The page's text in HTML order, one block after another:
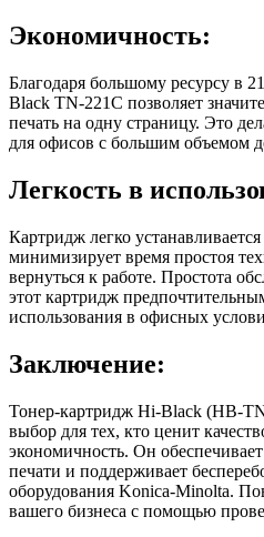
Экономичность:
Благодаря большому ресурсу в
Black TN-221C позволяет
печать на одну страницу. Это
для офисов с большим объемом
Легкость в
Картридж легко
минимизирует время простоя
вернуться к работе. Простота
этот картридж
использования в офисных
Заключение:
Тонер-картридж Hi-Black (HB-
выбор для тех, кто ценит
экономичность. Он
печати и поддерживает
оборудования Konica-Minolta.
вашего бизнеса с помощью